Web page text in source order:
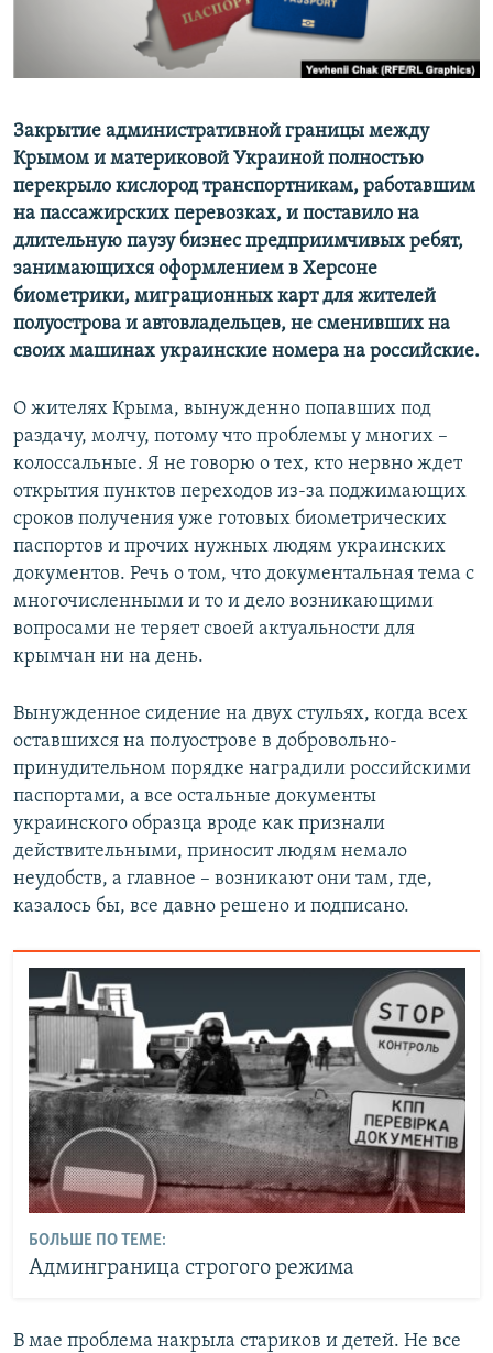
ПОБЕДИТЕЛЕЙ НЕ СУДЯТ?
КРЫМ.НЕПОКОРЕННЫЙ
УКРАИНСКАЯ ПРОБЛЕМА КРЫМА
ПРИСОЕДИНЯЙТЕСЬ!
Все сайты RFE/RL
Закрытие административной границы между
Крымом и материковой Украиной полностью
перекрыло кислород транспортникам, работавшим
на пассажирских перевозках, и поставило на
длительную паузу бизнес предприимчивых ребят,
занимающихся оформлением в Херсоне
биометрики, миграционных карт для жителей
полуострова и автовладельцев, не сменивших на
своих машинах украинские номера на российские.
О жителях Крыма, вынужденно попавших под
раздачу, молчу, потому что проблемы у многих –
колоссальные. Я не говорю о тех, кто нервно ждет
открытия пунктов переходов из-за поджимающих
сроков получения уже готовых биометрических
паспортов и прочих нужных людям украинских
документов. Речь о том, что документальная тема с
многочисленными и то и дело возникающими
вопросами не теряет своей актуальности для
крымчан ни на день.
Вынужденное сидение на двух стульях, когда всех
оставшихся на полуострове в добровольно-
принудительном порядке наградили российскими
паспортами, а все остальные документы
украинского образца вроде как признали
действительными, приносит людям немало
неудобств, а главное – возникают они там, где,
казалось бы, все давно решено и подписано.
БОЛЬШЕ ПО ТЕМЕ:
Админграница строгого режима
В мае проблема накрыла стариков и детей. Не все